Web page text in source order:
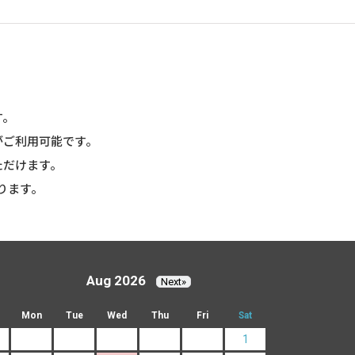
利用可能です。
けます。
す。
Aug 2026 Next»
Mon Tue Wed Thu Fri Sat
1